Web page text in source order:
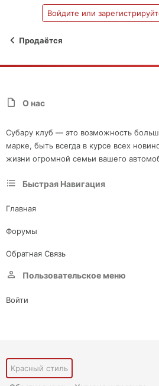
Войдите или
Продаётся
О нас
Субару клуб — это возможность
марке, быть всегда в курсе всех
жизни огромной семьи вашего
Быстрая Навигация
Главная
Форумы
Обратная Связь
Пользовательское меню
Войти
Красный стиль